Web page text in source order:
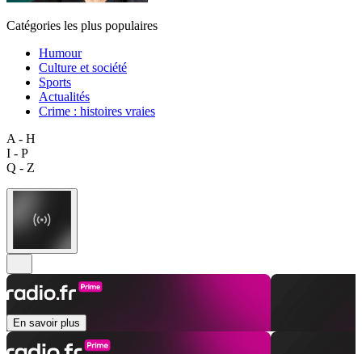
Catégories les plus populaires
Humour
Culture et société
Sports
Actualités
Crime : histoires vraies
A - H
I - P
Q - Z
En savoir plus